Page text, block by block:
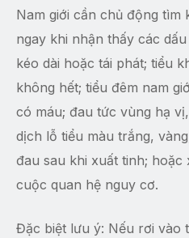
Nam giới cần chủ động tìm
ngay khi nhận thấy các
kéo dài hoặc tái phát; tiểu
không hết; tiểu đêm nam
có máu; đau tức vùng hạ
dịch lỗ tiểu màu trắng,
đau sau khi xuất tinh;
cuộc quan hệ nguy cơ.
Đặc biệt lưu ý: Nếu rơi vào